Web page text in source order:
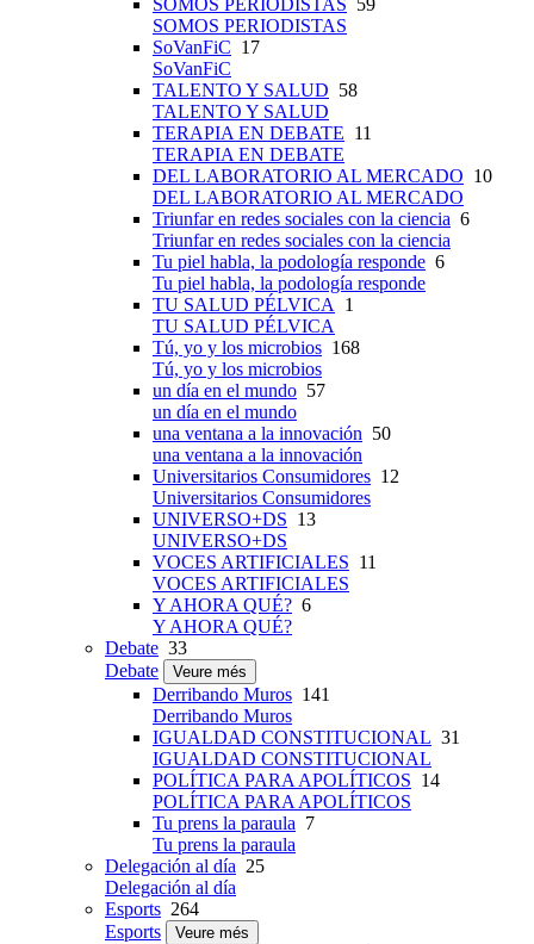
SOMOS PERIODISTAS 59
SOMOS PERIODISTAS
SoVanFiC 17
SoVanFiC
TALENTO Y SALUD 58
TALENTO Y SALUD
TERAPIA EN DEBATE 11
TERAPIA EN DEBATE
DEL LABORATORIO AL MERCADO 10
DEL LABORATORIO AL MERCADO
Triunfar en redes sociales con la ciencia 6
Triunfar en redes sociales con la ciencia
Tu piel habla, la podología responde 6
Tu piel habla, la podología responde
TU SALUD PÉLVICA
1
TU SALUD PÉLVICA
Tú, yo y los microbios 168
Tú, yo y los microbios
un día en el mundo 57
un día en el mundo
una ventana a la innovación 50
una ventana a la innovación
Universitarios Consumidores 12
Universitarios Consumidores
UNIVERSO+DS 13
UNIVERSO+DS
VOCES ARTIFICIALES 11
VOCES ARTIFICIALES
Y AHORA QUÉ? 6
Y AHORA QUÉ?
Debate 33
Debate
Veure més
Derribando Muros 141
Derribando Muros
IGUALDAD CONSTITUCIONAL 31
IGUALDAD CONSTITUCIONAL
POLÍTICA PARA APOLÍTICOS 14
POLÍTICA PARA APOLÍTICOS
Tu prens la paraula 7
Tu prens la paraula
Delegación al día 25
Delegación al día
Esports 264
Esports
Veure més